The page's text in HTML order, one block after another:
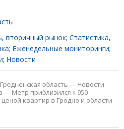
вторичный рынок; Статистика,
; Еженедельные мониторинги;
; Новости
Гродненская область — Новости
— Метр приблизился к 950
квартир в Гродно и области